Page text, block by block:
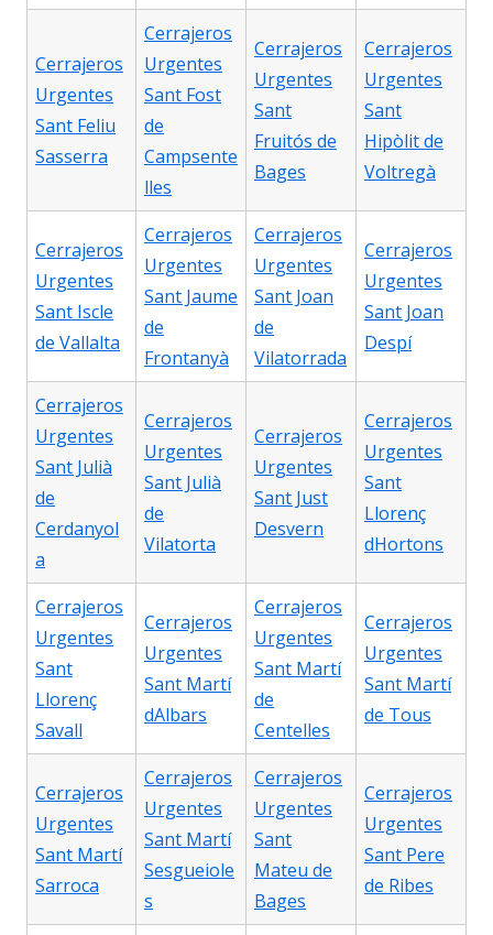
Cerrajeros
Urgentes
Sant Feliu
Sasserra
Cerrajeros
Urgentes
Sant Fost
de
Campsente
lles
Cerrajeros
Urgentes
Sant
Fruitós de
Bages
Cerrajeros
Urgentes
Sant
Hipòlit de
Voltregà
Cerrajeros
Urgentes
Sant Iscle
de Vallalta
Cerrajeros
Urgentes
Sant Jaume
de
Frontanyà
Cerrajeros
Urgentes
Sant Joan
de
Vilatorrada
Cerrajeros
Urgentes
Sant Joan
Despí
Cerrajeros
Urgentes
Sant Julià
de
Cerdanyol
a
Cerrajeros
Urgentes
Sant Julià
de
Vilatorta
Cerrajeros
Urgentes
Sant Just
Desvern
Cerrajeros
Urgentes
Sant
Llorenç
dHortons
Cerrajeros
Urgentes
Sant
Llorenç
Savall
Cerrajeros
Urgentes
Sant Martí
dAlbars
Cerrajeros
Urgentes
Sant Martí
de
Centelles
Cerrajeros
Urgentes
Sant Martí
de Tous
Cerrajeros
Urgentes
Sant Martí
Sarroca
Cerrajeros
Urgentes
Sant Martí
Sesgueiole
s
Cerrajeros
Urgentes
Sant
Mateu de
Bages
Cerrajeros
Urgentes
Sant Pere
de Ribes